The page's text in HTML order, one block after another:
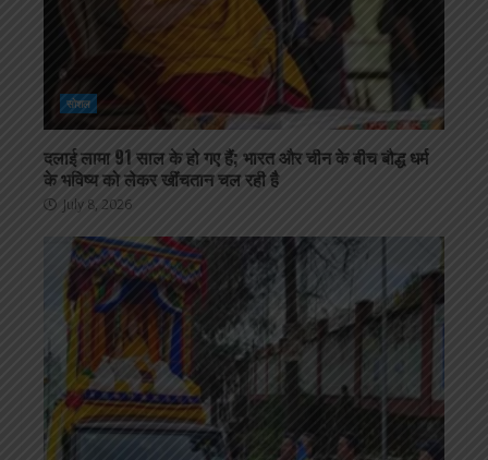
सोशल
दलाई लामा 91 साल के हो गए हैं; भारत और चीन के बीच बौद्ध धर्म
के भविष्य को लेकर खींचतान चल रही है
July 8, 2026